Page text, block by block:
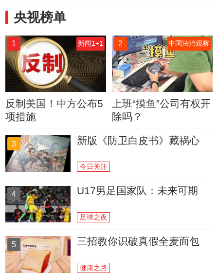
央视榜单
1 新闻1+1
反制美国！中方公布5
项措施
2 中国法治观察
上班“摸鱼”公司有权开
除吗？
3 新版《防卫白皮书》藏祸心
今日关注
4 U17男足国家队：未来可期
足球之夜
5 三招教你识破真假全麦面包
健康之路